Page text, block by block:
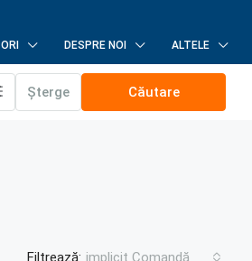
DESPRE NOI ALTELE
Șterge Căutare
Filtrează: implicit Comandă